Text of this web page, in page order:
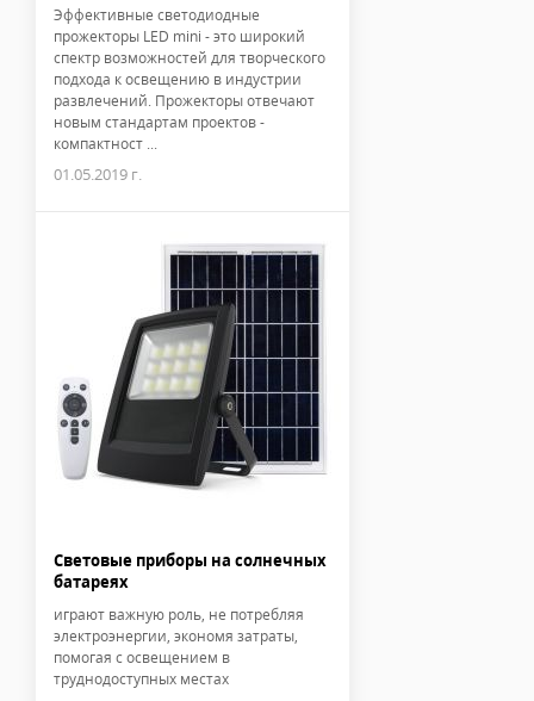
Эффективные светодиодные
прожекторы LED mini - это широкий
спектр возможностей для творческого
подхода к освещению в индустрии
развлечений. Прожекторы отвечают
новым стандартам проектов -
компактност ...
01.05.2019 г.
Световые приборы на солнечных
батареях
играют важную роль, не потребляя
электроэнергии, экономя затраты,
помогая с освещением в
труднодоступных местах